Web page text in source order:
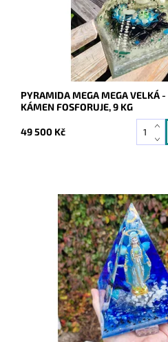
PYRAMIDA MEGA MEGA VELKÁ
KÁMEN FOSFORUJE, 9 KG
49 500 Kč
Dostupnost:
Vyprodáno
9942